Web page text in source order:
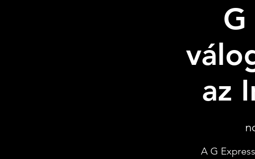
G
az
A G